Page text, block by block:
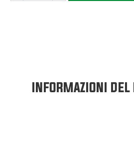
INFORMAZIONI DEL